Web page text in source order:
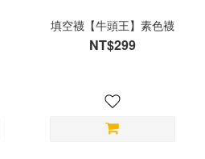
填空襪【牛頭王】素色襪
NT$299